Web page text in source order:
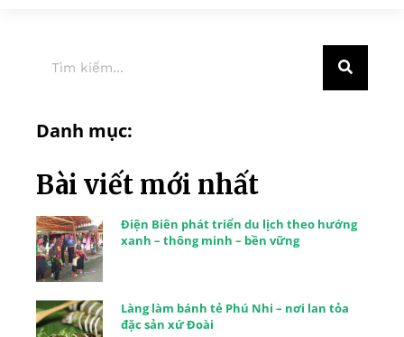
Danh mục:
Bài viết mới nhất
Điện Biên phát triển du lịch theo hướng
xanh – thông minh – bền vững
Làng làm bánh tẻ Phú Nhi – nơi lan tỏa
đặc sản xứ Đoài